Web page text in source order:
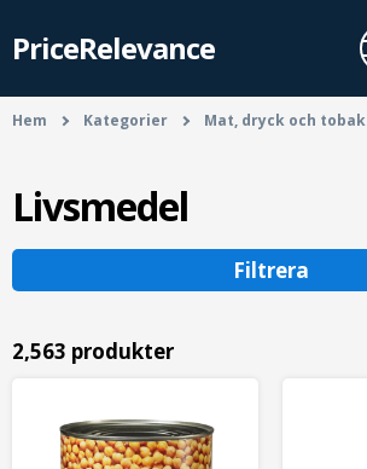
PriceRelevance
Hem Kategorier Mat, dryck och tobak
Livsmedel
Filtrera
2,563 produkter